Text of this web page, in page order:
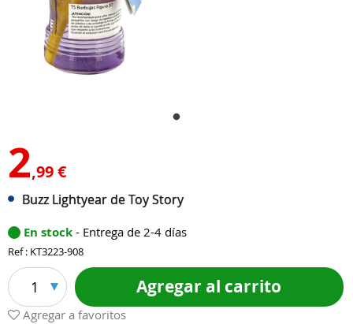
2,99 €
Buzz Lightyear de Toy Story
En stock - Entrega de 2-4 días
Ref : KT3223-908
1 Agregar al carrito
Agregar a favoritos